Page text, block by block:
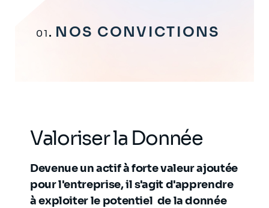
01NOS CONVICTIONS
Valoriser la Donnée
Devenue un actif à forte valeur ajoutée
pour l'entreprise, il s'agit d'apprendre
à exploiter le potentiel de la donnée